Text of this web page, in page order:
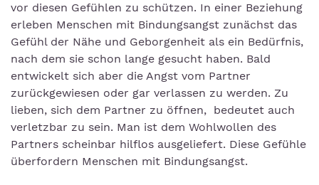
vor diesen Gefühlen zu schützen. In einer Beziehung
erleben Menschen mit Bindungsangst zunächst das
Gefühl der Nähe und Geborgenheit als ein Bedürfnis,
nach dem sie schon lange gesucht haben. Bald
entwickelt sich aber die Angst vom Partner
zurückgewiesen oder gar verlassen zu werden. Zu
lieben, sich dem Partner zu öffnen, bedeutet auch
verletzbar zu sein. Man ist dem Wohlwollen des
Partners scheinbar hilflos ausgeliefert. Diese Gefühle
überfordern Menschen mit Bindungsangst.